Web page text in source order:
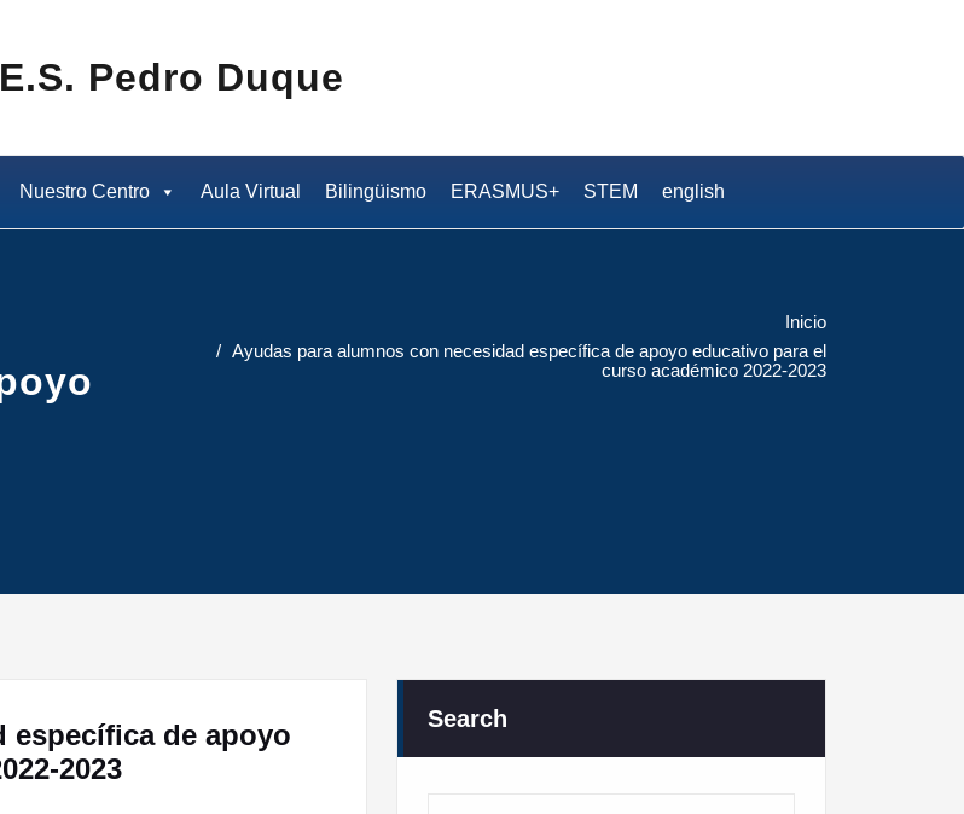
Nuestro Centro Aula Virtual Bilingüismo ERASMUS+ STEM english
Inicio
Ayudas para alumnos con necesidad específica de apoyo educativo para el
curso académico 2022-2023
específica de apoyo
2023
Search